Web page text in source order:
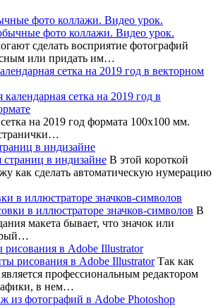
фото коллажи. Видео урок.
сделать восприятие фотографий
или придать им…
сетка на 2019 год в векторном
на 2019 год формата 100х100 мм.
в индизайне
В этой короткой
как сделать автоматическую нумерацию
в иллюстраторе значков-символов
В
макета бывает, что значок или
в Adobe Illustrator
Так как
профессиональным редактором
в нем…
из фотографий в Adobe Photoshop